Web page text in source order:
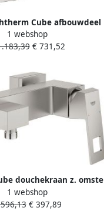
Cube afbouwdeel
inbouwkraan
uitgang supersteel
1 webshop
€ 731,52
douchekraan z. omstel
HOH=15cm supersteel
23145DC0
1 webshop
€ 397,89